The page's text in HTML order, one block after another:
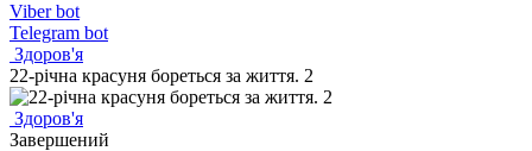
Viber bot
Telegram bot
Здоров'я
22-річна красуня бореться за життя. 2
Здоров'я
Завершений